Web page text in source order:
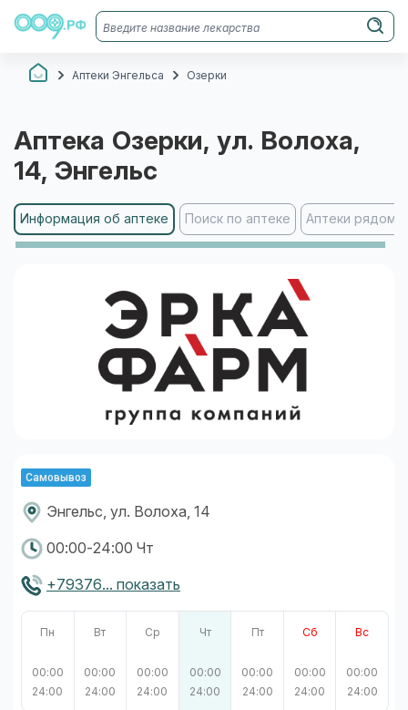
Аптеки Энгельса Озерки
Аптека Озерки, ул. Волоха,
14, Энгельс
Информация об аптеке Поиск по аптеке Аптеки рядом
Самовывоз
Энгельс, ул. Волоха, 14
00:00-24:00 Чт
+79376... показать
Пн
00:00
24:00
Вт
00:00
24:00
Ср
00:00
24:00
Чт
00:00
24:00
Пт
00:00
24:00
Сб
00:00
24:00
Вс
00:00
24:00